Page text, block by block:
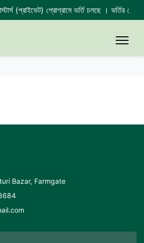
(প্রাইভেট) প্রোগ্রামে ভর্তি চলছে । ভর্তির
Bazar, Farmgate